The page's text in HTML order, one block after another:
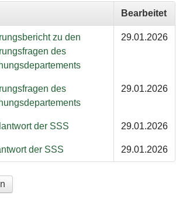
Bearbeitet
zu den
des
29.01.2026
des
29.01.2026
der SSS 29.01.2026
der SSS 29.01.2026